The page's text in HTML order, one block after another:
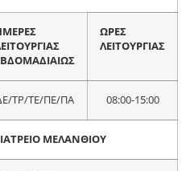
ΩΡΕΣ
ΛΕΙΤΟΥΡΓΙΑΣ
ΤΡ/ΤΕ/ΠΕ/ΠΑ 08:00-15:00
ΜΕΛΑΝΘΙΟΥ